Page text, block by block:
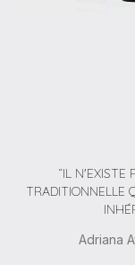
“IL N'EXISTE
TRADITIONNELLE
Adriana